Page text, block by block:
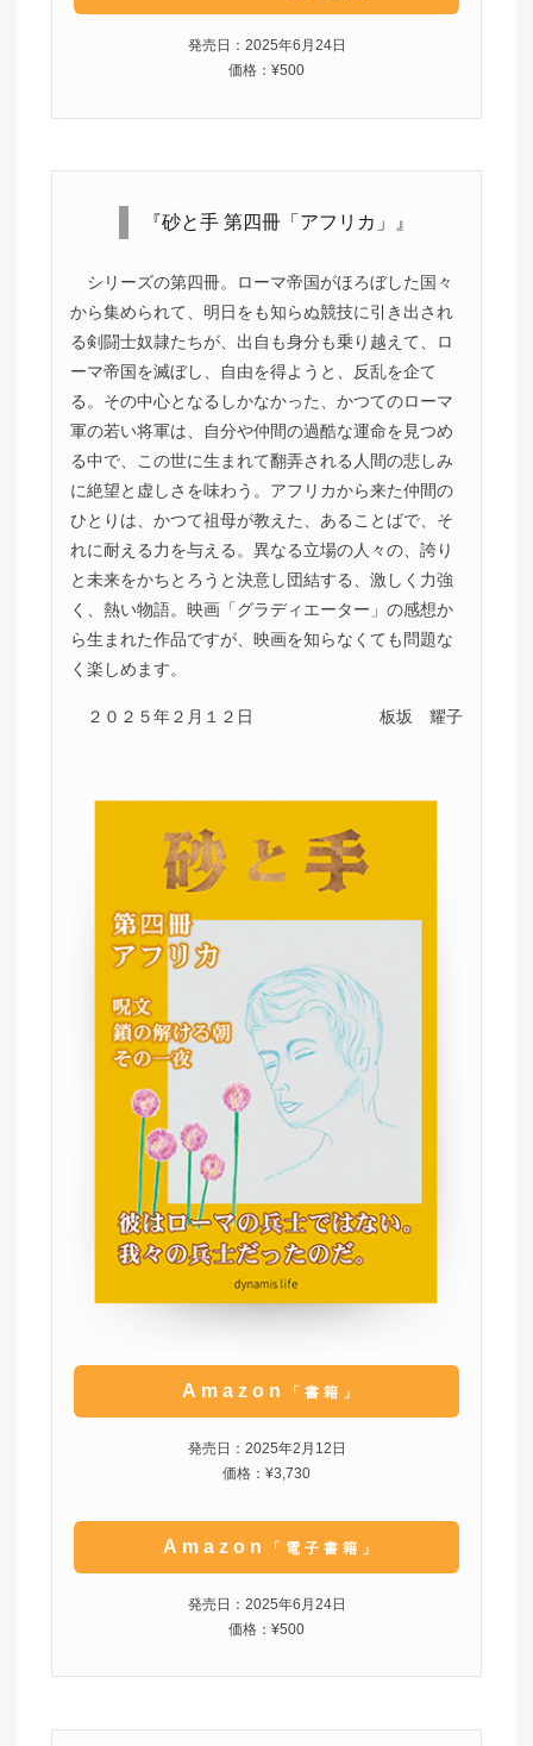
発売日：2025年6月24日
価格：¥500
『砂と手 第四冊「アフリカ」』
シリーズの第四冊。ローマ帝国がほろぼした国々
から集められて、明日をも知らぬ競技に引き出され
る剣闘士奴隷たちが、出自も身分も乗り越えて、ロ
ーマ帝国を滅ぼし、自由を得ようと、反乱を企て
る。その中心となるしかなかった、かつてのローマ
軍の若い将軍は、自分や仲間の過酷な運命を見つめ
る中で、この世に生まれて翻弄される人間の悲しみ
に絶望と虚しさを味わう。アフリカから来た仲間の
ひとりは、かつて祖母が教えた、あることばで、そ
れに耐える力を与える。異なる立場の人々の、誇り
と未来をかちとろうと決意し団結する、激しく力強
く、熱い物語。映画「グラディエーター」の感想か
ら生まれた作品ですが、映画を知らなくても問題な
く楽しめます。
２０２５年２月１２日 板坂 耀子
Amazon 「書籍」
発売日：2025年2月12日
価格：¥3,730
Amazon 「電子書籍」
発売日：2025年6月24日
価格：¥500